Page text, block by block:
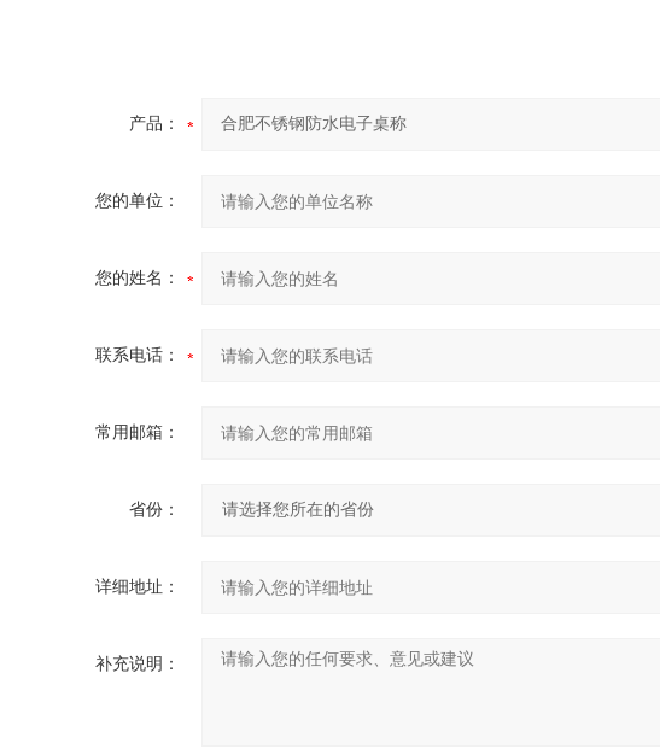
产品：
您的单位：
您的姓名：
联系电话：
常用邮箱：
省份：
详细地址：
补充说明：